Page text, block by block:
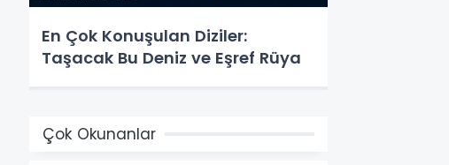
En Çok Konuşulan Diziler:
Taşacak Bu Deniz ve Eşref Rüya
Çok Okunanlar